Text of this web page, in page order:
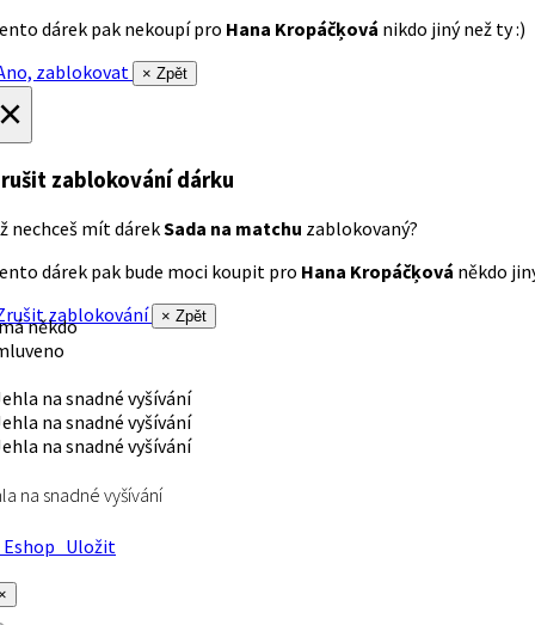
dárek pak nekoupí pro Hana Kropáčķová nikdo jiný než ty :)
zablokovat
× Zpět
zablokování dárku
nechceš mít dárekSada na matchu zablokovaný?
dárek pak bude moci koupit pro Hana Kropáčķová někdo
zablokování
× Zpět
někdo
na snadné vyšívání
Uložit